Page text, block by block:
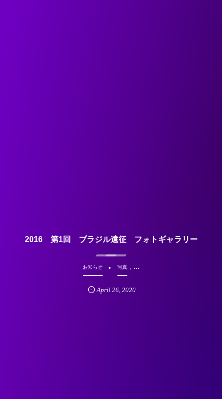
2016 第1回 ブラジル遠征 フォトギャラリー
お知らせ 写真, …
April 26,2020